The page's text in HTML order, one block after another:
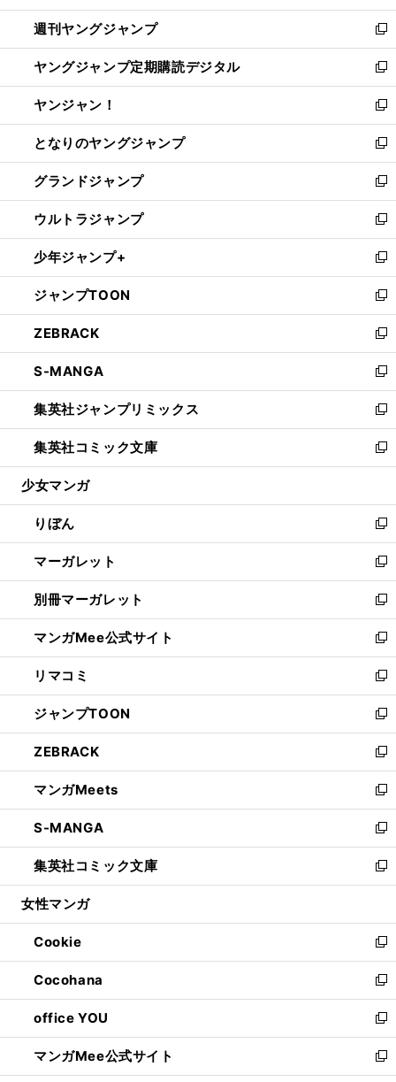
開
く
ウ
で
開
く
ン
ド
ウ
で
開
く
ウ
ィ
ン
ド
ウ
で
開
く
週刊ヤングジャンプ
新
し
い
ウ
ィ
ン
ド
ウ
で
開
く
ヤングジャンプ定期購読デジタル
新
し
い
ウ
ィ
ン
ド
ウ
で
開
く
ヤンジャン！
新
し
い
ウ
ィ
ン
ド
ウ
で
開
く
となりのヤングジャンプ
新
し
い
ウ
ィ
ン
ド
ウ
で
開
く
グランドジャンプ
新
し
い
ウ
ィ
ン
ド
ウ
で
開
く
ウルトラジャンプ
新
し
い
ウ
ィ
ン
ド
ウ
で
開
く
少年ジャンプ+
新
し
い
ウ
ィ
ン
ド
ウ
で
開
く
ジャンプTOON
新
し
い
ウ
ィ
ン
ド
ウ
で
開
ZEBRACK
新
し
い
ウ
ィ
ン
ド
ウ
開
く
S-MANGA
新
し
い
ウ
ィ
ン
ウ
で
開
く
集英社ジャンプリミックス
新
し
い
ウ
ン
ド
ウ
で
開
く
集英社コミック文庫
新
し
ウ
ィ
ン
ド
ウ
で
開
く
少女マンガ
りぼん
新
し
い
ウ
ィ
ン
ド
ウ
で
開
く
マーガレット
新
し
い
ウ
ィ
ン
ド
ウ
で
開
く
別冊マーガレット
新
し
い
ウ
ィ
ン
ド
ウ
で
開
く
マンガMee公式サイト
新
し
い
ウ
ィ
ン
ド
ウ
で
開
く
リマコミ
新
し
い
ウ
ィ
ン
ド
ウ
で
開
く
ジャンプTOON
新
し
い
ウ
ィ
ン
ド
ウ
で
開
ZEBRACK
新
し
い
ウ
ィ
ン
ド
ウ
開
く
マンガMeets
新
し
い
ウ
ィ
ン
ウ
で
開
く
S-MANGA
新
し
い
ウ
ン
ド
ウ
で
開
く
集英社コミック文庫
新
し
ウ
ィ
ン
ド
ウ
で
開
く
女性マンガ
Cookie
新
し
い
ウ
ィ
ン
ド
ウ
Cocohana
新
し
い
ウ
ィ
ン
office YOU
新
し
い
ウ
マンガMee公式サイト
新
し